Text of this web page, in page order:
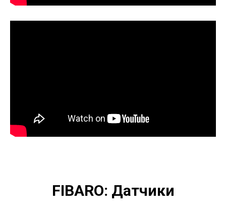
FIBARO: Датчики